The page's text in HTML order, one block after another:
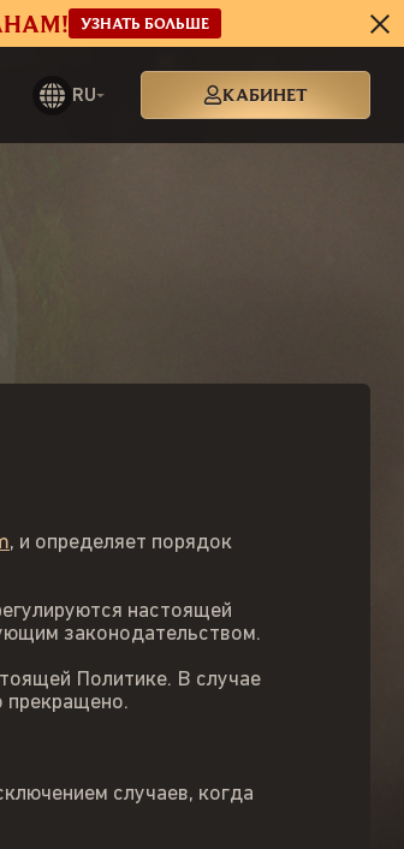
УЗНАТЬ БОЛЬШЕ
RU КАБИНЕТ
, и определяет порядок
настоящей
законодательством.
Политике. В случае
прекращено.
случаев, когда